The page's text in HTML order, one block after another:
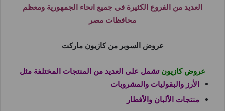
العديد من الفروع الكثيرة فى جميع انحاء الجمهورية ومعظم
محافظات مصر
عروض السوبر من كازيون ماركت
عروض كازيون تشمل على العديد من المنتجات المختلفة مثل
الأرز والبقوليات والمشروبات
منتجات الألبان والأفطار